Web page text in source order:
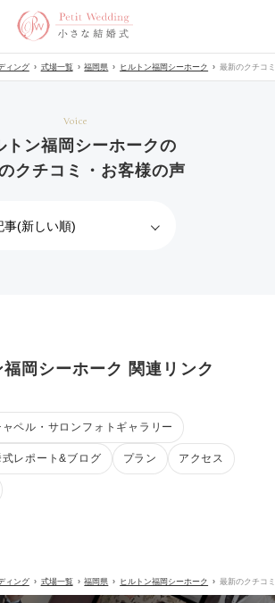
ィング 式場一覧 福岡県 ヒルトン福岡シーホーク 最新のクチコ
Voice
トン福岡シーホークの
クチコミ・お客様の声
福岡シーホーク 関連リンク
ャペル・サロンフォトギャラリー
式レポート&ブログ プラン アクセス
ィング 式場一覧 福岡県 ヒルトン福岡シーホーク 最新のクチコ